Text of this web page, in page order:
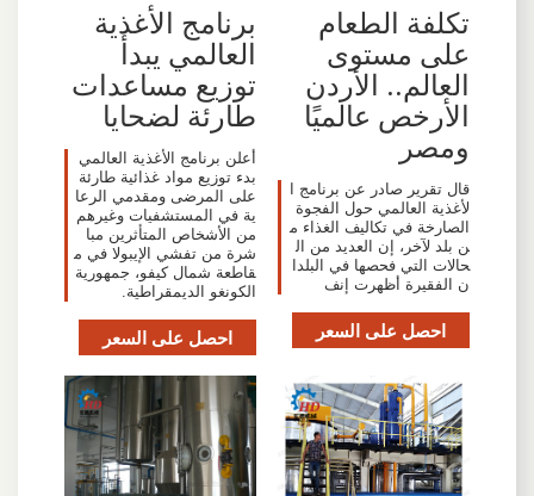
تكلفة الطعام
على مستوى
العالم.. الأردن
الأرخص عالميًا
ومصر
قال تقرير صادر عن برنامج ا
لأغذية العالمي حول الفجوة
الصارخة في تكاليف الغذاء م
ن بلد لآخر، إن العديد من ال
حالات التي فحصها في البلدا
ن الفقيرة أظهرت إنف
احصل على السعر
برنامج الأغذية
العالمي يبدأ
توزيع مساعدات
طارئة لضحايا
أعلن برنامج الأغذية العالمي
بدء توزيع مواد غذائية طارئة
على المرضى ومقدمي الرعا
ية في المستشفيات وغيرهم
من الأشخاص المتأثرين مبا
شرة من تفشي الإيبولا في م
قاطعة شمال كيفو، جمهورية
الكونغو الديمقراطية.
احصل على السعر